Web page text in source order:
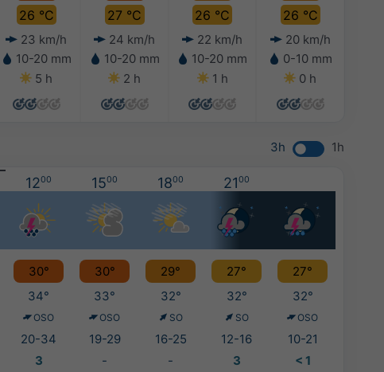
26 °C
23 km/h
10-20 mm
5 h
27 °C
24 km/h
10-20 mm
2 h
26 °C
22 km/h
10-20 mm
1 h
26 °C
20 km/h
0-10 mm
0 h
3h 1h
1200 1500 1800 2100
30° 30° 29° 27°
27°
34° 33° 32° 32° 32°
OSO OSO SO SO OSO
20-34 19-29 16-25 12-16
10-21
3 - - 3
< 1